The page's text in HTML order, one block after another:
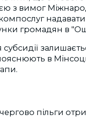
з вимог
громадян в
в
пільги